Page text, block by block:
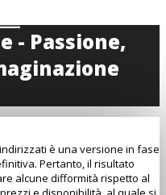
è una versione in fase
Pertanto, il risultato
alcune difformità rispetto al